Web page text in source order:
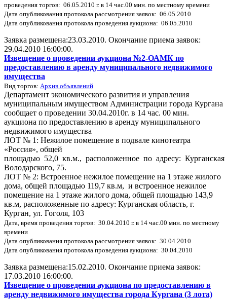
проведения торгов: 06.05.2010 г. в 14 час.00 мин. по местному времени
Дата опубликования протокола рассмотрения заявок: 06.05.2010
Дата опубликования протокола проведения аукциона: 06.05.2010
Заявка размещена:23.03.2010. Окончание приема заявок:
29.04.2010 16:00:00.
Извещение о проведении аукциона №2-ОАМК по
предоставлению в аренду муниципального недвижимого
имущества
Вид торгов: Архив объявлений
Департамент экономического развития и управления
муниципальным имуществом Администрации города Кургана
сообщает о проведении 30.04.2010г. в 14 час. 00 мин.
аукциона по предоставлению в аренду муниципального
недвижимого имущества
ЛОТ № 1: Нежилое помещение в подвале кинотеатра
«Россия», общей
площадью 52,0 кв.м., расположенное по адресу: Курганская
Володарского, 75.
ЛОТ № 2: Встроенное нежилое помещение на 1 этаже жилого
дома, общей площадью 119,7 кв.м, и встроенное нежилое
помещение на 1 этаже жилого дома, общей площадью 143,9
кв.м, расположенные по адресу: Курганская область, г.
Курган, ул. Гоголя, 103
Дата, время проведения торгов: 30.04.2010 г. в 14 час.00 мин. по местному
времени
Дата опубликования протокола рассмотрения заявок: 30.04.2010
Дата опубликования протокола проведения аукциона: 30.04.2010
Заявка размещена:15.02.2010. Окончание приема заявок:
17.03.2010 16:00:00.
Извещение о проведении аукциона по предоставлению в
аренду недвижимого имущества города Кургана (3 лота)